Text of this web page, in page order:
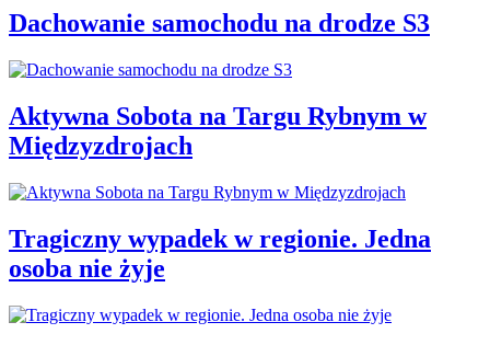
Dachowanie samochodu na drodze S3
Aktywna Sobota na Targu Rybnym w
Międzyzdrojach
Tragiczny wypadek w regionie. Jedna
osoba nie żyje